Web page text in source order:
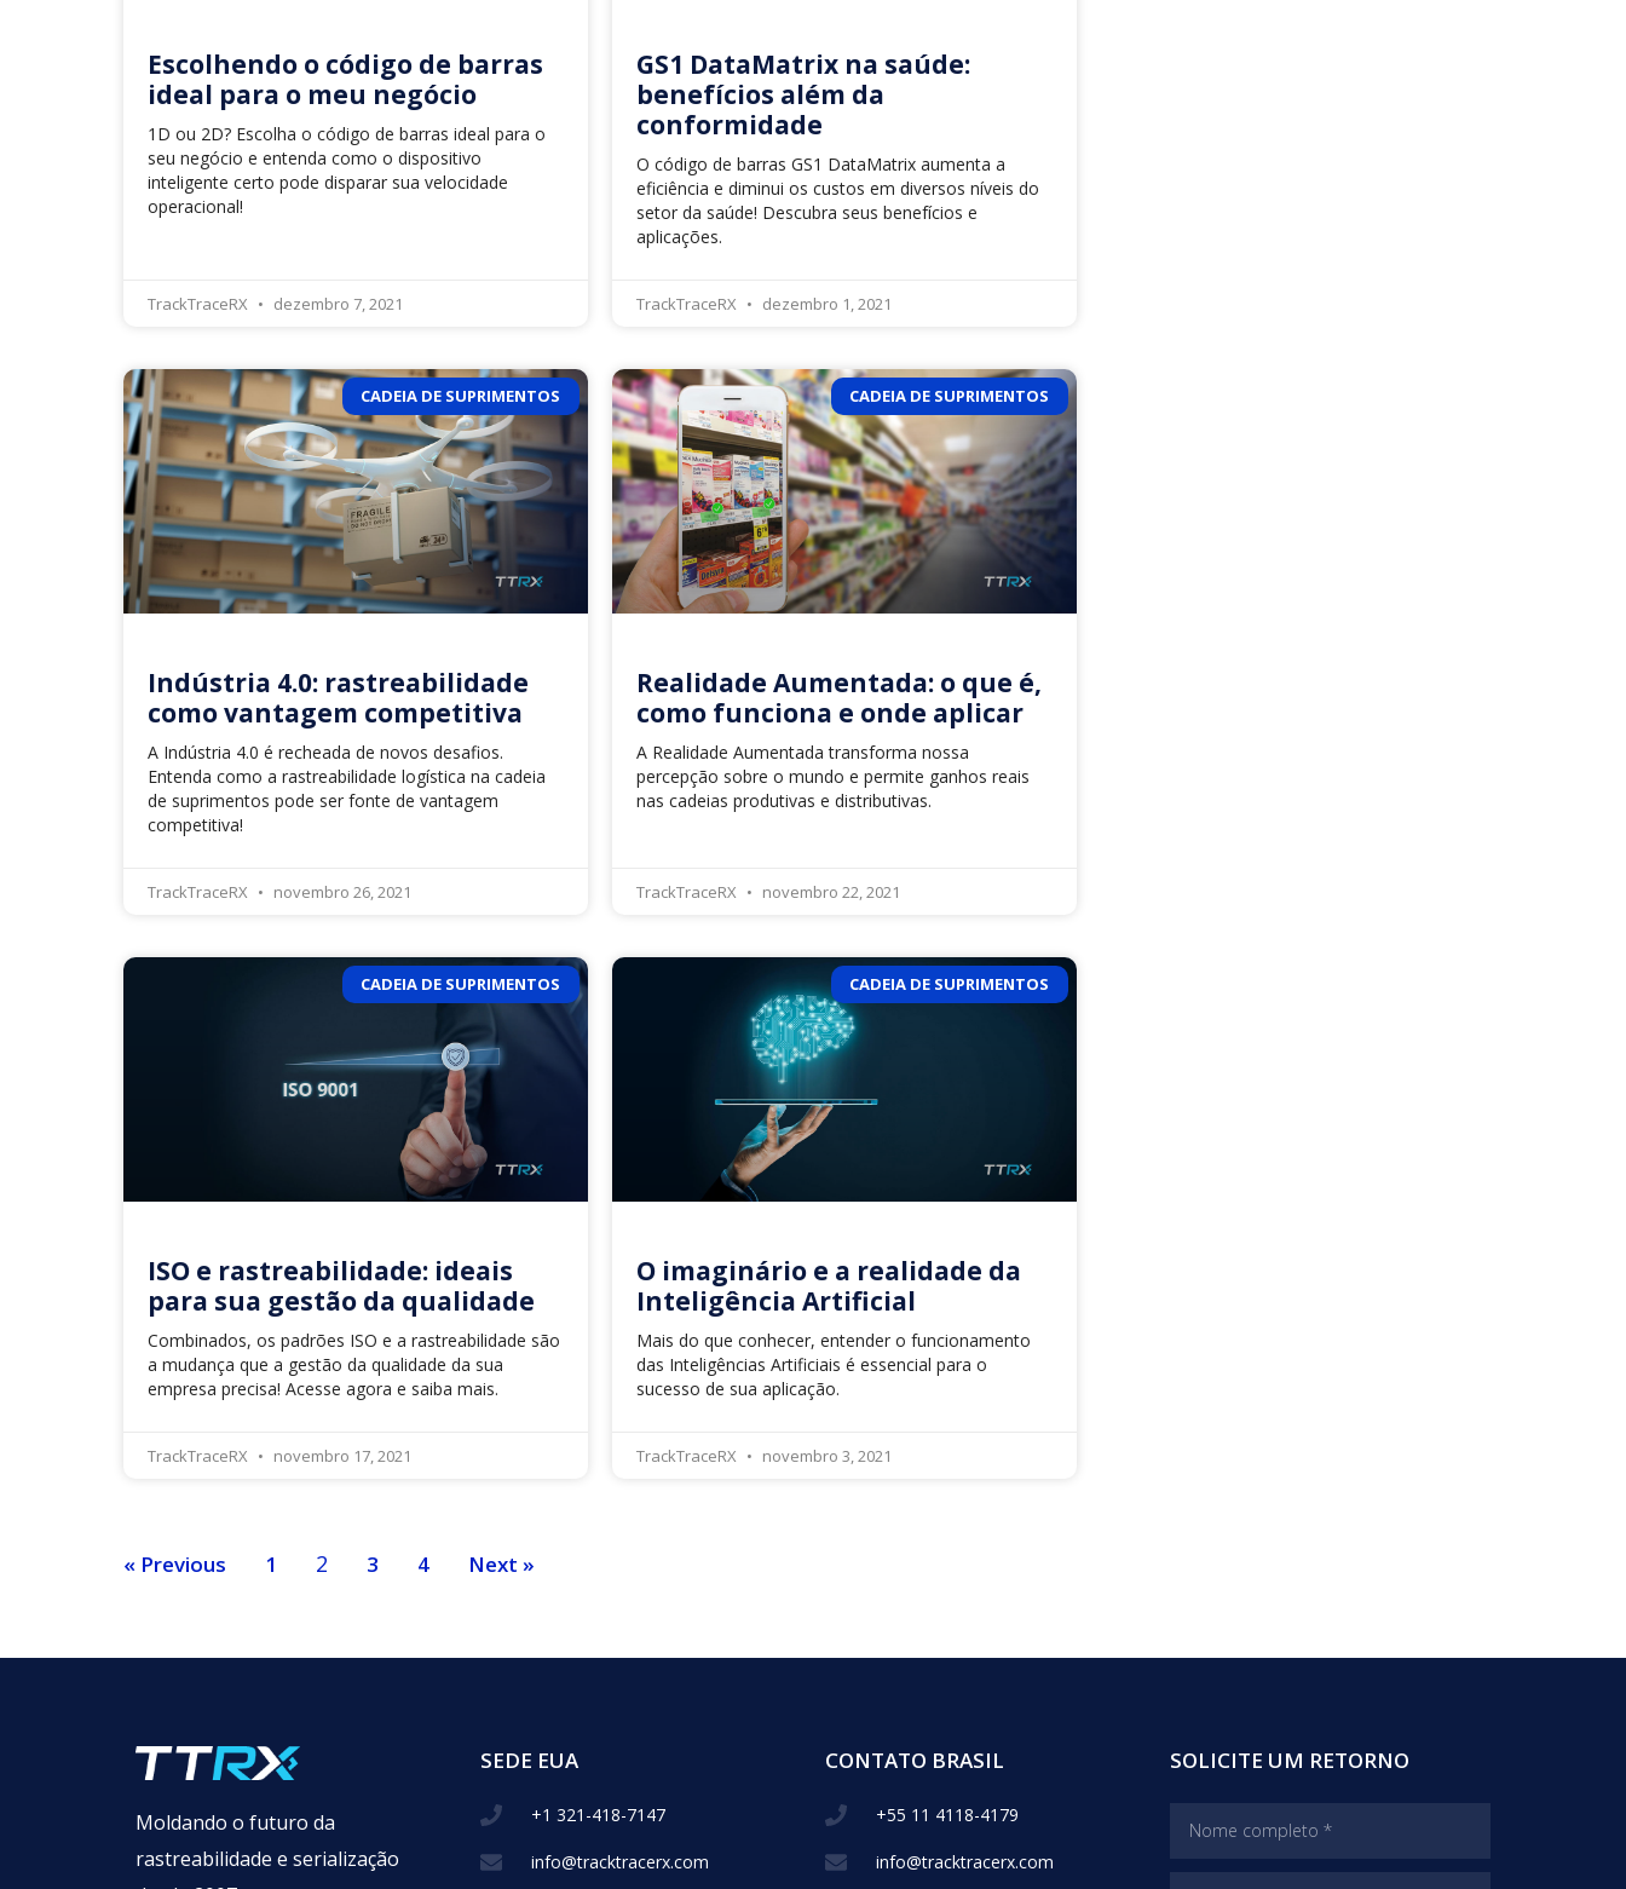
Escolhendo o código de barras
ideal para o meu negócio
1D ou 2D? Escolha o código de barras ideal para o
seu negócio e entenda como o dispositivo
inteligente certo pode disparar sua velocidade
operacional!
TrackTraceRX dezembro 7, 2021
GS1 DataMatrix na saúde:
benefícios além da
conformidade
O código de barras GS1 DataMatrix aumenta a
eficiência e diminui os custos em diversos níveis do
setor da saúde! Descubra seus benefícios e
aplicações.
TrackTraceRX dezembro 1, 2021
CADEIA DE SUPRIMENTOS
Indústria 4.0: rastreabilidade
como vantagem competitiva
A Indústria 4.0 é recheada de novos desafios.
Entenda como a rastreabilidade logística na cadeia
de suprimentos pode ser fonte de vantagem
competitiva!
TrackTraceRX novembro 26, 2021
CADEIA DE SUPRIMENTOS
Realidade Aumentada: o que é,
como funciona e onde aplicar
A Realidade Aumentada transforma nossa
percepção sobre o mundo e permite ganhos reais
nas cadeias produtivas e distributivas.
TrackTraceRX novembro 22, 2021
CADEIA DE SUPRIMENTOS
ISO e rastreabilidade: ideais
para sua gestão da qualidade
Combinados, os padrões ISO e a rastreabilidade são
a mudança que a gestão da qualidade da sua
empresa precisa! Acesse agora e saiba mais.
TrackTraceRX novembro 17, 2021
CADEIA DE SUPRIMENTOS
O imaginário e a realidade da
Inteligência Artificial
Mais do que conhecer, entender o funcionamento
das Inteligências Artificiais é essencial para o
sucesso de sua aplicação.
TrackTraceRX novembro 3, 2021
« Previous 1 2 3 4 Next »
Moldando o futuro da
rastreabilidade e serialização
SEDE EUA
+1 321-418-​7147
info@tracktracerx.com
CONTATO BRASIL
+55 11 4118-4179
info@tracktracerx.com
SOLICITE UM RETORNO